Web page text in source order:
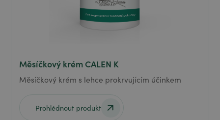
Měsíčkový krém CALEN K
Měsíčkový krém s lehce prokrvujícím účinkem
Prohlédnout produkt